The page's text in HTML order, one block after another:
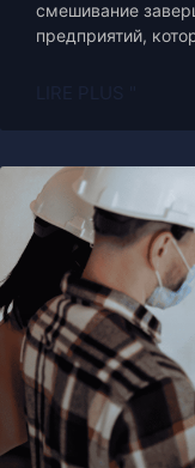
смешивание
предприятий,